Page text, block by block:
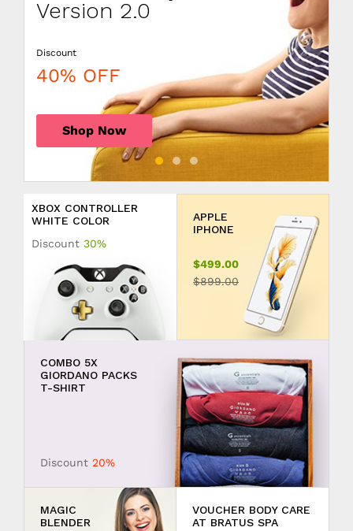
Version 2.0
Discount
40% OFF
Shop Now
Color
Discount
20% OFF
Shop Now
Chair
Price just
$49.99
Shop Now
XBOX CONTROLLER
WHITE COLOR
Discount 30%
APPLE
$499.00
$899.00
COMBO 5X
GIORDANO PACKS
T-SHIRT
Discount 20%
MAGIC
BLENDER
VOUCHER BODY CARE
AT BRATUS SPA